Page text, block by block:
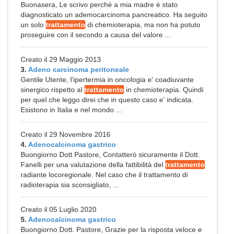
Buonasera, Le scrivo perchè a mia madre è stato
diagnosticato un ademocarcinoma pancreatico. Ha seguito
un solo trattamento di chemioterapia, ma non ha potuto
proseguire con il secondo a causa del valore ...
Creato il 29 Maggio 2013
3. Adeno carcinoma peritoneale
Gentile Utente, l'ipertermia in oncologia e' coadiuvante
sinergico rispetto al trattamento in chemioterapia. Quindi
per quel che leggo direi che in questo caso e' indicata.
Esistono in Italia e nel mondo ...
Creato il 29 Novembre 2016
4. Adenocalcinoma gastrico
Buongiorno Dott Pastore, Contatterò sicuramente il Dott.
Fanelli per una valutazione della fattibilità del trattamento
radiante locoregionale. Nel caso che il trattamento di
radioterapia sia sconsigliato, ...
Creato il 05 Luglio 2020
5. Adenocalcinoma gastrico
Buongiorno Dott. Pastore, Grazie per la risposta veloce e